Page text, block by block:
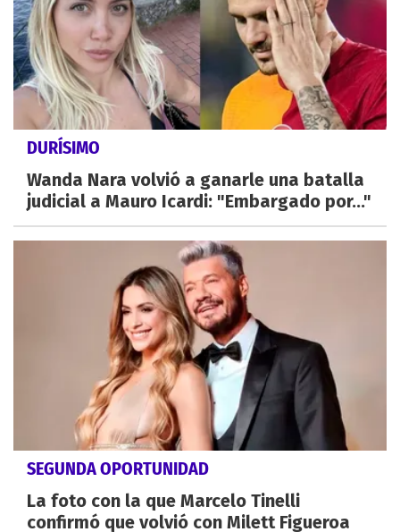
DURÍSIMO
Wanda Nara volvió a ganarle una batalla
judicial a Mauro Icardi: "Embargado por..."
SEGUNDA OPORTUNIDAD
La foto con la que Marcelo Tinelli
confirmó que volvió con Milett Figueroa